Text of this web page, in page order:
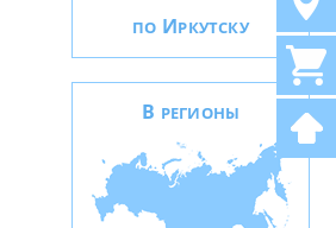
ПО ИРКУТСКУ
В РЕГИОНЫ